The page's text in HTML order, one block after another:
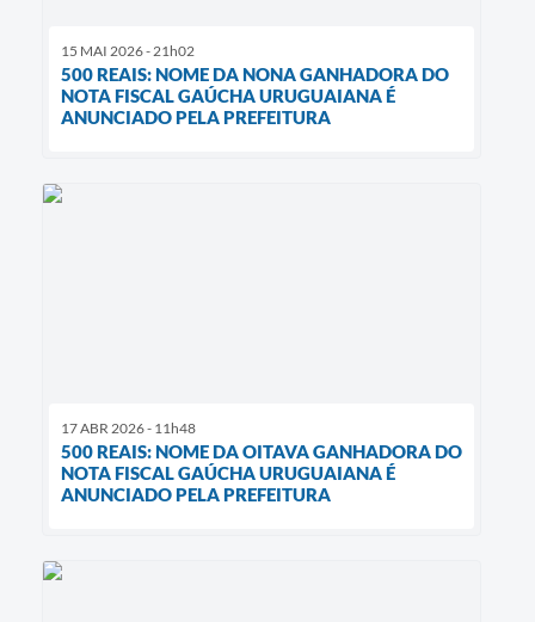
15 MAI 2026 - 21h02
500 REAIS: NOME DA NONA GANHADORA DO
NOTA FISCAL GAÚCHA URUGUAIANA É
ANUNCIADO PELA PREFEITURA
17 ABR 2026 - 11h48
500 REAIS: NOME DA OITAVA GANHADORA DO
NOTA FISCAL GAÚCHA URUGUAIANA É
ANUNCIADO PELA PREFEITURA